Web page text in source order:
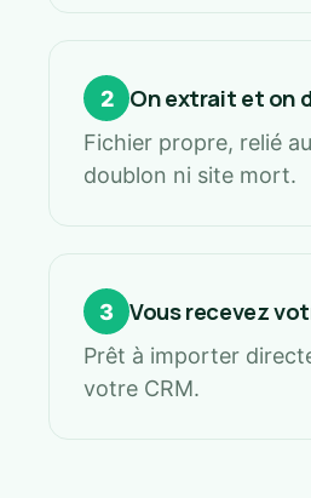
2 On extrait et on
Fichier propre, relié
doublon ni site mort.
3 Vous recevez
Prêt à importer
votre CRM.